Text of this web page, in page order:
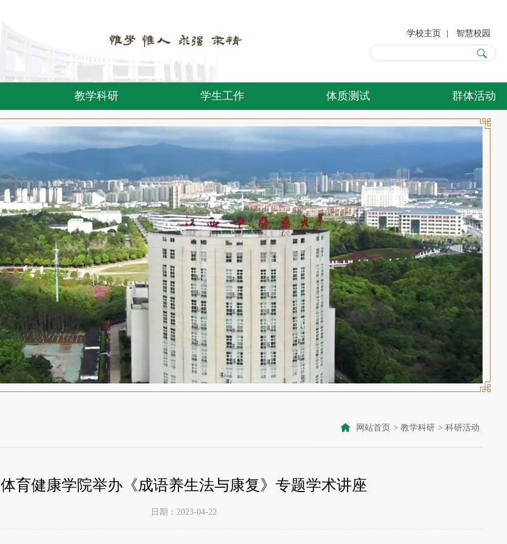
学校主页 | 智慧校园
教学科研 学生工作 体质测试 群体活动
网站首页 > 教学科研 > 科研活动
体育健康学院举办《成语养生法与康复》专题学术讲座
日期：2023-04-22